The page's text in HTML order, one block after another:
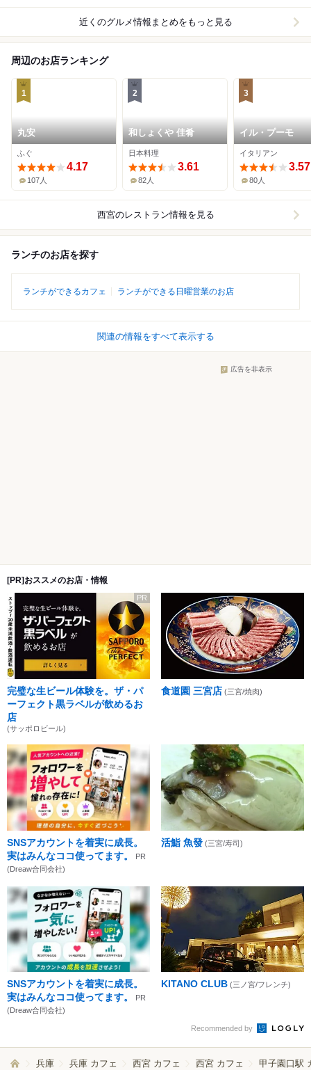
近くのグルメ情報まとめをもっと見る
周辺のお店ランキング
1
丸安
ふぐ
4.17
107人
2
和しょくや 佳肴
日本料理
3.61
82人
3
イル・プーモ
イタリアン
3.57
80人
西宮のレストラン情報を見る
ランチのお店を探す
ランチができるカフェ ランチができる日曜営業のお店
関連の情報をすべて表示する
広告を非表示
[PR]おススメのお店・情報
PR
完璧な生ビール体験を。ザ・パ
ーフェクト黒ラベルが飲めるお
店
(サッポロビール)
食道園 三宮店 (三宮/焼肉)
SNSアカウントを着実に成長。
実はみんなココ使ってます。
PR
(Dreaw合同会社)
活鮨 魚發 (三宮/寿司)
SNSアカウントを着実に成長。
実はみんなココ使ってます。
PR
(Dreaw合同会社)
KITANO CLUB (三ノ宮/フレンチ)
Recommended by
兵庫 兵庫 カフェ 西宮 カフェ 西宮 カフェ 甲子園口駅